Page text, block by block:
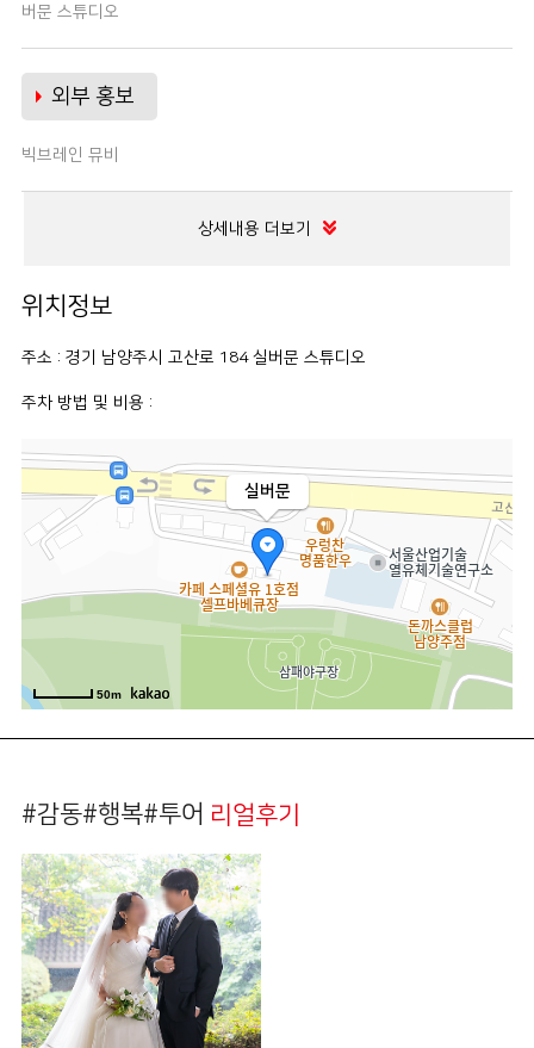
버문 스튜디오
외부 홍보
빅브레인 뮤비
상세내용 더보기
위치정보
주소 : 경기 남양주시 고산로 184 실버문 스튜디오
주차 방법 및 비용 :
실버문
50m
#감동#행복#투어 리얼후기